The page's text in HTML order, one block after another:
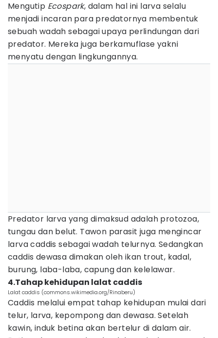
Mengutip Ecospark, dalam hal ini larva selalu
menjadi incaran para predatornya membentuk
sebuah wadah sebagai upaya perlindungan dari
predator. Mereka juga berkamuflase yakni
menyatu dengan lingkungannya.
Predator larva yang dimaksud adalah protozoa,
tungau dan belut. Tawon parasit juga mengincar
larva caddis sebagai wadah telurnya. Sedangkan
caddis dewasa dimakan oleh ikan trout, kadal,
burung, laba-laba, capung dan kelelawar.
4.Tahap kehidupan lalat caddis
Lalat caddis (commons.wikimedia.org/Rinaberu)
Caddis melalui empat tahap kehidupan mulai dari
telur, larva, kepompong dan dewasa. Setelah
kawin, induk betina akan bertelur di dalam air.